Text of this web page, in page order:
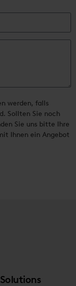
werden, falls
Sollten Sie noch
Sie uns bitte Ihre
Ihnen ein Angebot